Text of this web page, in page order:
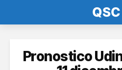
Pronostico